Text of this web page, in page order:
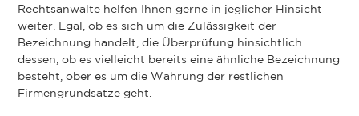
Rechtsanwälte helfen Ihnen gerne in jeglicher Hinsicht
weiter. Egal, ob es sich um die Zulässigkeit der
Bezeichnung handelt, die Überprüfung hinsichtlich
dessen, ob es vielleicht bereits eine ähnliche Bezeichnung
besteht, ober es um die Wahrung der restlichen
Firmengrundsätze geht.